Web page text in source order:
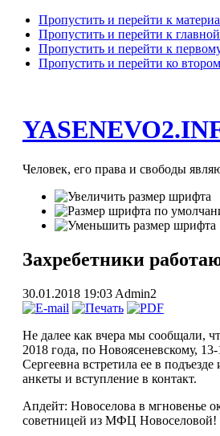
Пропустить и перейти к
Пропустить и перейти к
Пропустить и перейти к
Пропустить и перейти ко
Человек, его права и свободы
Захребетники
30.01.2018 19:03 Admin2
Не далее как вчера мы сообщали,
2018 года, по Новоясеневскому,
Сергеевна встретила ее в
анкеты и вступление в контакт.
Апдейт: Новоселова в мгновенье
советницей из МФЦ Новоселовой!